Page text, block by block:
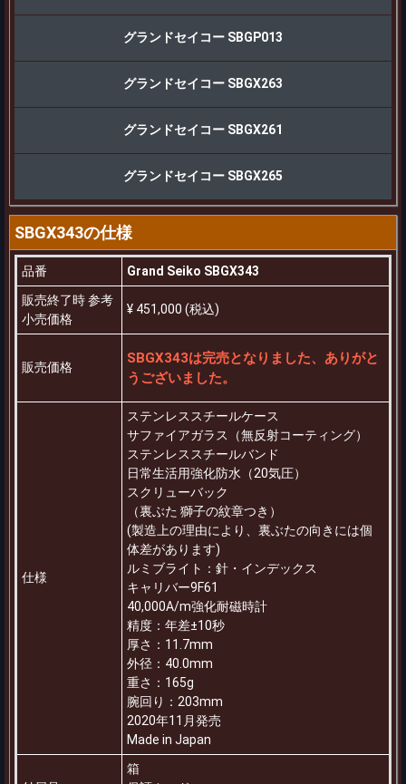
グランドセイコー SBGP013
グランドセイコー SBGX263
グランドセイコー SBGX261
グランドセイコー SBGX265
SBGX343の仕様
品番
Grand Seiko SBGX343
販売終了時 参考
小売価格
¥ 451,000 (税込)
販売価格
SBGX343は完売となりました、ありがと
うございました。
仕様
ステンレススチールケース
サファイアガラス（無反射コーティング）
ステンレススチールバンド
日常生活用強化防水（20気圧）
スクリューバック
（裏ぶた 獅子の紋章つき）
(製造上の理由により、裏ぶたの向きには個
体差があります)
ルミブライト：針・インデックス
キャリバー9F61
40,000A/m強化耐磁時計
精度：年差±10秒
厚さ：11.7mm
外径：40.0mm
重さ：165g
腕回り：203mm
2020年11月発売
Made in Japan
箱